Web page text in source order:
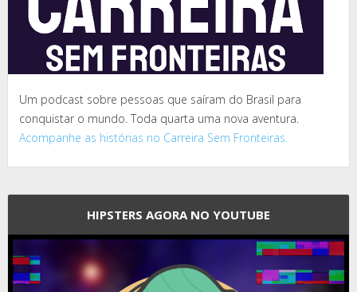
Um podcast sobre pessoas que saíram do Brasil para
conquistar o mundo. Toda quarta uma nova aventura.
Acompanhe as histórias no Carreira Sem Fronteiras.
HIPSTERS AGORA NO YOUTUBE